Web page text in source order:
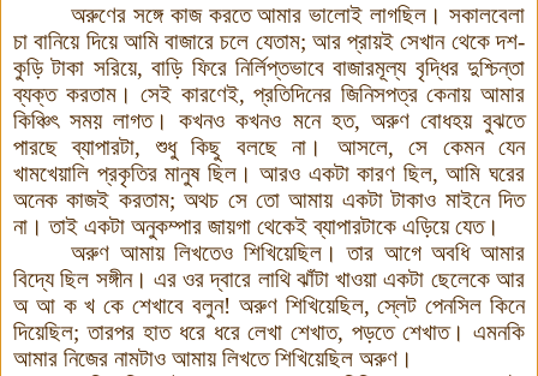
অরুণের সঙ্গে কাজ করতে আমার ভালোই লাগছিল । সকালবেলা
চা বানিয়ে দিয়ে আমি বাজারে চলে যেতাম; আর প্রায়ই সেখান থেকে দশ-
কুড়ি টাকা সরিয়ে,বাড়ি ফিরে নির্লিপ্তভাবে বাজারমূল্য বৃদ্ধির দুশ্চিন্তা
ব্যক্ত করতাম। সেই কারণেই,প্রতিদিনের জিনিসপত্র কেনায় আমার
কিঞ্চিৎ সময় লাগত। কখনও কখনও মনে হত, অরুণ বোধহয় বুঝতে
পারছে ব্যাপারটা,শুধু কিছু বলছে না । আসলে,সে কেমন যেন
খামখেয়ালি প্রকৃতির মানুষ ছিল। আরও একটা কারণ ছিল,আমি ঘরের
অনেক কাজই করতাম;অথচ সে তো আমায় একটা টাকাও মাইনে দিত
না । তাই একটা অনুকম্পার জায়গা থেকেই ব্যাপারটাকে এড়িয়ে যেত।
অরুণ আমায় লিখতেও শিখিয়েছিল। তার আগে অবধি আমার
বিদ্যে ছিল সঙ্গীন। এর ওর দ্বারে লাথি ঝাঁটা খাওয়া একটা ছেলেকে আর
অ আ ক খ কে শেখাবে বলুন! অরুণ শিখিয়েছিল,স্লেট পেনসিল কিনে
দিয়েছিল;তারপর হাত ধরে ধরে লেখা শেখাত,পড়তে শেখাত। এমনকি
আমার নিজের নামটাও আমায় লিখতে শিখিয়েছিল অরুণ ।